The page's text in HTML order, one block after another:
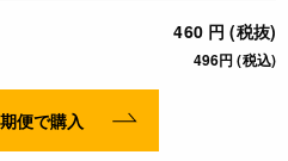
460 円 (税抜)
496円 (税込)
便で購入